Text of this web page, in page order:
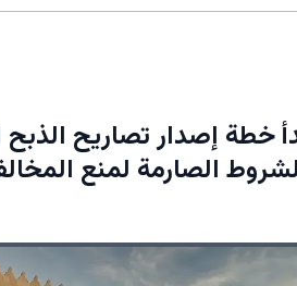
خطة إصدار تصاريح
الصارمة لمنع